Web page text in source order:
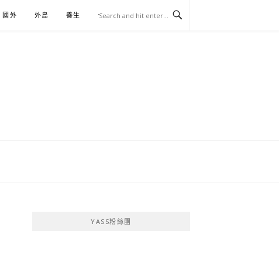
國外 外島 養生 伴手禮
YASS粉絲團